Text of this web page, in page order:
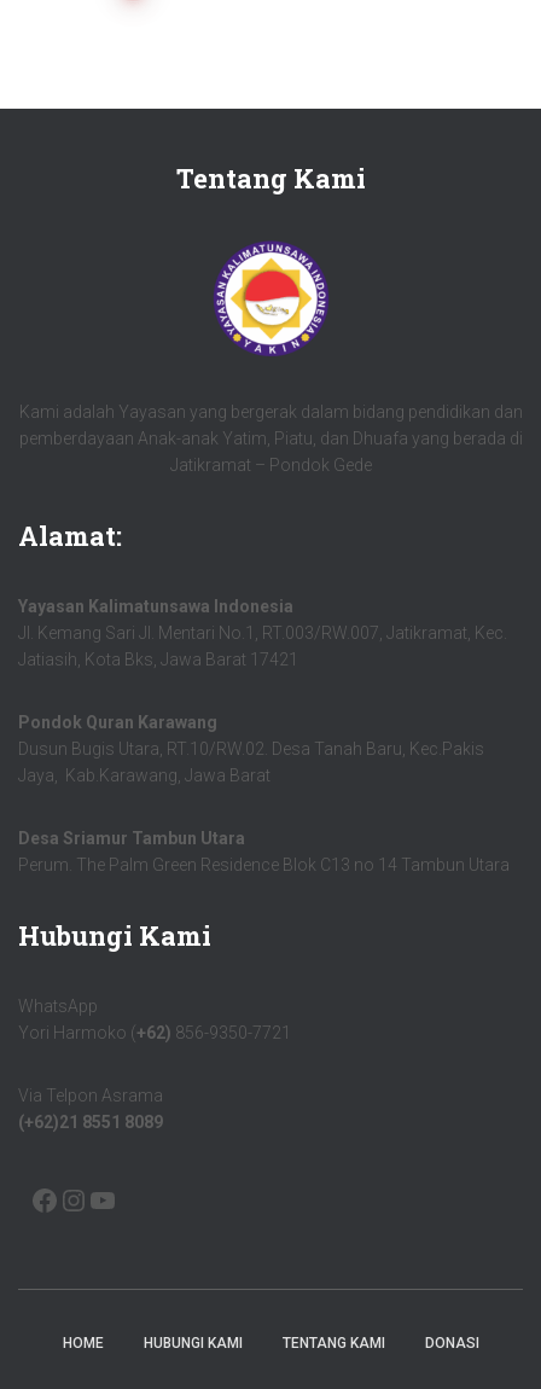
Tentang Kami
Kami adalah Yayasan yang bergerak dalam bidang pendidikan dan
pemberdayaan Anak-anak Yatim, Piatu, dan Dhuafa yang berada di
Jatikramat – Pondok Gede
Alamat:
Yayasan Kalimatunsawa Indonesia
Jl. Kemang Sari Jl. Mentari No.1, RT.003/RW.007, Jatikramat, Kec.
Jatiasih, Kota Bks, Jawa Barat 17421
Pondok Quran Karawang
Dusun Bugis Utara, RT.10/RW.02. Desa Tanah Baru, Kec.Pakis
Jaya, Kab.Karawang, Jawa Barat
Desa Sriamur Tambun Utara
Perum. The Palm Green Residence Blok C13 no 14 Tambun Utara
Hubungi Kami
WhatsApp
Yori Harmoko (+62) 856-9350-7721
Via Telpon Asrama
(+62)21 8551 8089
HOME HUBUNGI KAMI TENTANG KAMI DONASI